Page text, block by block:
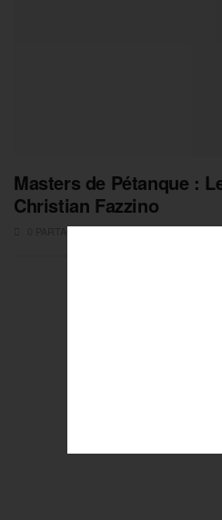
Masters de Pétanque :
Christian Fazzino
0 PARTAGES